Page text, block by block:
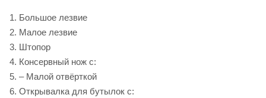
1. Большое лезвие
2. Малое лезвие
3. Штопор
4. Консервный нож с:
5. – Малой отвёрткой
6. Открывалка для бутылок с: